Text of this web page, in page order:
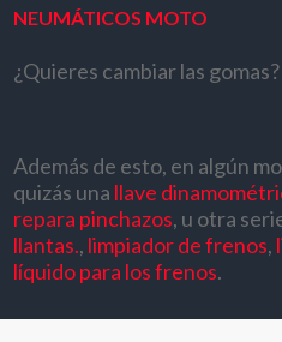
NEUMÁTICOS MOTO
¿Quieres cambiar las
Además de esto, en algún
quizás una llave
repara pinchazos, u otra
llantas., limpiador de frenos,
líquido para los frenos.